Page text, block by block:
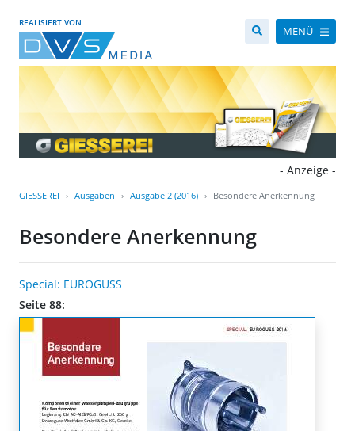
REALISIERT VON
MENÜ
- Anzeige -
GIESSEREI Ausgaben Ausgabe 2 (2016) Besondere Anerkennung
Besondere Anerkennung
Special: EUROGUSS
Seite 88: